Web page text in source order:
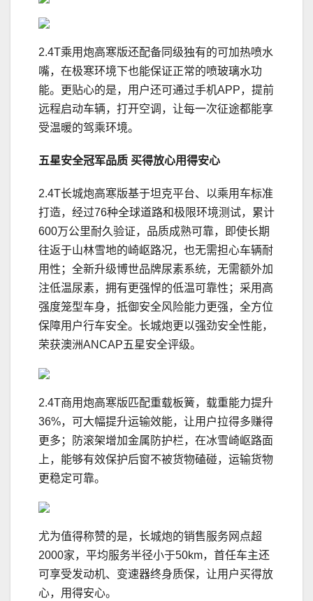
2.4T乘用炮高寒版还配备同级独有的可加热喷水
嘴，在极寒环境下也能保证正常的喷玻璃水功
能。更贴心的是，用户还可通过手机APP，提前
远程启动车辆，打开空调，让每一次征途都能享
受温暖的驾乘环境。
五星安全冠军品质 买得放心用得安心
2.4T长城炮高寒版基于坦克平台、以乘用车标准
打造，经过76种全球道路和极限环境测试，累计
600万公里耐久验证，品质成熟可靠，即使长期
往返于山林雪地的崎岖路况，也无需担心车辆耐
用性；全新升级博世品牌尿素系统，无需额外加
注低温尿素，拥有更强悍的低温可靠性；采用高
强度笼型车身，抵御安全风险能力更强，全方位
保障用户行车安全。长城炮更以强劲安全性能，
荣获澳洲ANCAP五星安全评级。
2.4T商用炮高寒版匹配重载板簧，载重能力提升
36%，可大幅提升运输效能，让用户拉得多赚得
更多；防滚架增加金属防护栏，在冰雪崎岖路面
上，能够有效保护后窗不被货物磕碰，运输货物
更稳定可靠。
尤为值得称赞的是，长城炮的销售服务网点超
2000家，平均服务半径小于50km，首任车主还
可享受发动机、变速器终身质保，让用户买得放
心，用得安心。